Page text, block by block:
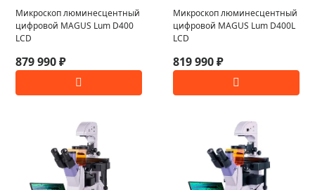
Микроскоп люминесцентный
цифровой MAGUS Lum D400
LCD
879 990 ₽
Микроскоп люминесцентный
цифровой MAGUS Lum D400L
LCD
819 990 ₽